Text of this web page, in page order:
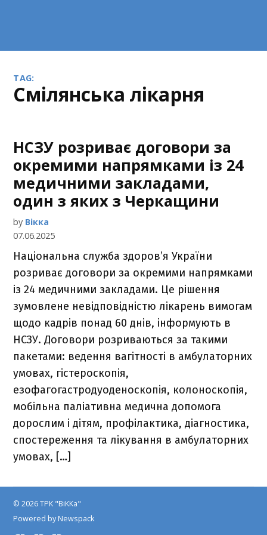
TAG:
Смілянська лікарня
НСЗУ розриває договори за
окремими напрямками із 24
медичними закладами,
один з яких з Черкащини
by Вікка
07.06.2025
Національна служба здоров’я України
розриває договори за окремими напрямками
із 24 медичними закладами. Це рішення
зумовлене невідповідністю лікарень вимогам
щодо кадрів понад 60 днів, інформують в
НСЗУ. Договори розриваються за такими
пакетами: ведення вагітності в амбулаторних
умовах, гістероскопія,
езофагогастродуоденоскопія, колоноскопія,
мобільна паліативна медична допомога
дорослим і дітям, профілактика, діагностика,
спостереження та лікування в амбулаторних
умовах, […]
© 2026 ТРК "ВіККа"
Powered by Newspack